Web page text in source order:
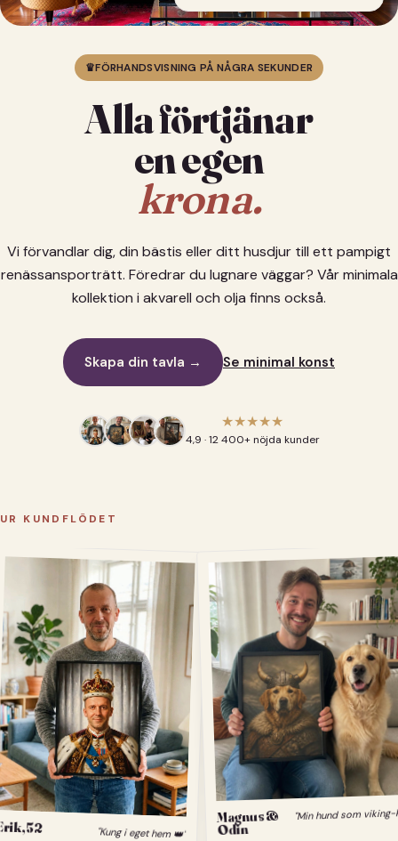
♛FÖRHANDSVISNING PÅ NÅGRA SEKUNDER
Alla förtjänar
en egen
krona.
Vi förvandlar dig, din bästis eller ditt husdjur till ett pampigt
renässansporträtt. Föredrar du lugnare väggar? Vår minimala
kollektion i akvarell och olja finns också.
Skapa din tavla → Se minimal konst
★★★★★
4,9 · 12 400+ nöjda kunder
UR KUNDFLÖDET
52 "Kung i eget hem 👑"
Magnus &
Odin